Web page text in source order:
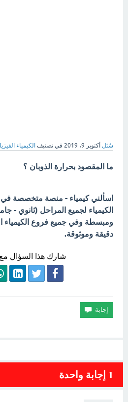
سُئل أكتوبر 9، 2019 في تصنيف الكيمياء
ما المقصود بحرارة الذوبان ؟
اسألني كيمياء - منصة متخصصة
الكيمياء لجميع المراحل (ثانوي -
ومبسطة وفي جميع فروع الكيمياء
دقيقة وموثوقة.
شارك هذا السؤال
1 إجابة واحدة